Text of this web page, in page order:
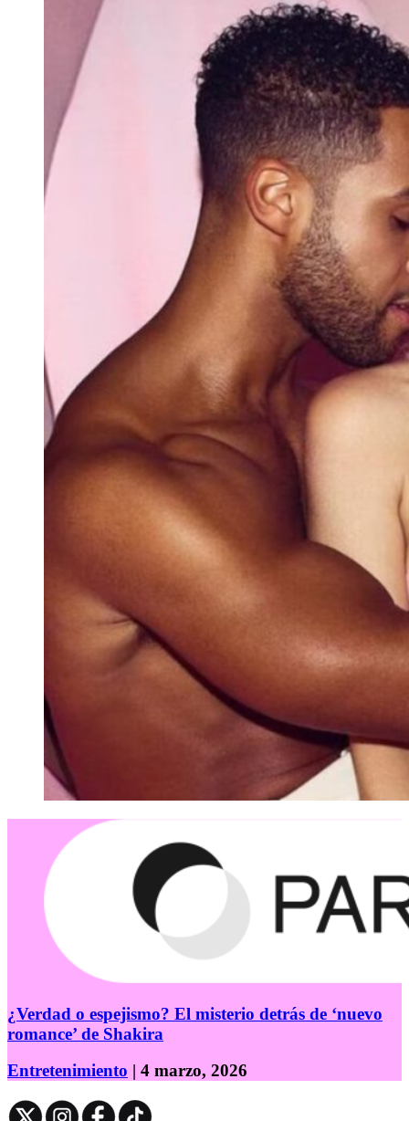
¿Verdad o espejismo? El misterio detrás de ‘nuevo
romance’ de Shakira
Entretenimiento | 4 marzo, 2026